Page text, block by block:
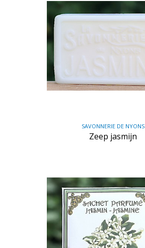
SAVONNERIE DE NYONS
Zeep jasmijn